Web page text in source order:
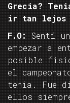
Grecia?
ir tan lejos
F.O:
Sentí
empezar a
posible
el
tenia. Fue
ellos